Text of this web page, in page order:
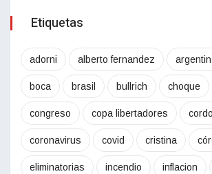
Etiquetas
adorni alberto fernandez
boca brasil bullrich choque
congreso copa libertadores
coronavirus covid cristina
eliminatorias incendio inflacion